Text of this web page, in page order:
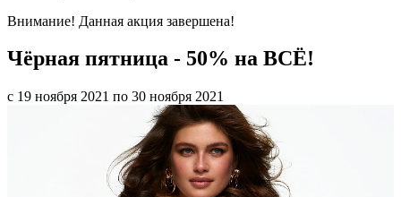
Внимание! Данная акция завершена!
Чёрная пятница - 50% на ВСЁ!
с 19 ноября 2021 по 30 ноября 2021